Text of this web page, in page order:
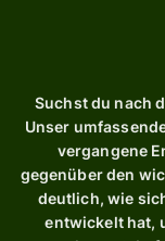
Suchst du nach
Unser
vergangene
gegenüber den
deutlich, wie
entwickelt hat,